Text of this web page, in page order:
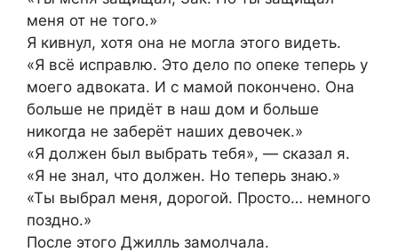
меня от не того.»
Я кивнул, хотя она не могла этого видеть.
«Я всё исправлю. Это дело по опеке теперь у
моего адвоката. И с мамой покончено. Она
больше не придёт в наш дом и больше
никогда не заберёт наших девочек.»
«Я должен был выбрать тебя», — сказал я.
«Я не знал, что должен. Но теперь знаю.»
«Ты выбрал меня, дорогой. Просто… немного
поздно.»
После этого Джилль замолчала.